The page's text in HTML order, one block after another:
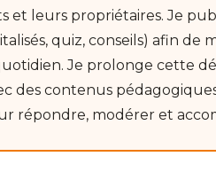
et leurs propriétaires. Je
quiz, conseils) afin de
Je prolonge cette
des contenus
répondre, modérer et